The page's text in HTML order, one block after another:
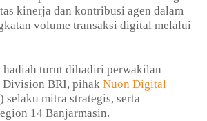
kinerja dan kontribusi agen dalam
volume transaksi digital melalui
hadiah turut dihadiri perwakilan
Division BRI, pihak Nuon Digital
selaku mitra strategis, serta
14 Banjarmasin.